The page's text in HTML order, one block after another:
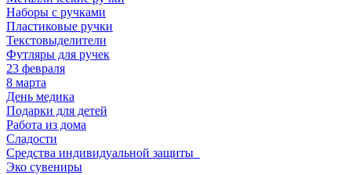
Наборы с ручками
Пластиковые ручки
Текстовыделители
Футляры для ручек
23 февраля
8 марта
День медика
Подарки для детей
Работа из дома
Сладости
Средства индивидуальной защиты_
Эко сувениры